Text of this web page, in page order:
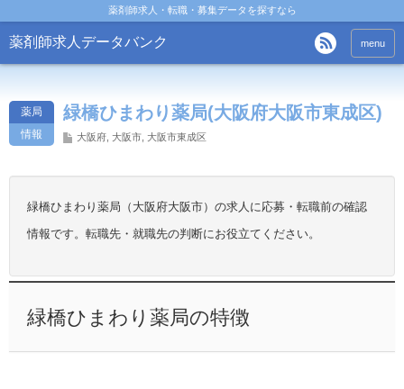
薬剤師求人・転職・募集データを探すなら
薬剤師求人データバンク menu
薬局
情報
緑橋ひまわり薬局(大阪府大阪市東成区)
大阪府 大阪市 大阪市東成区
緑橋ひまわり薬局（大阪府大阪市）の求人に応募・転職前の確認
情報です。転職先・就職先の判断にお役立てください。
緑橋ひまわり薬局の特徴